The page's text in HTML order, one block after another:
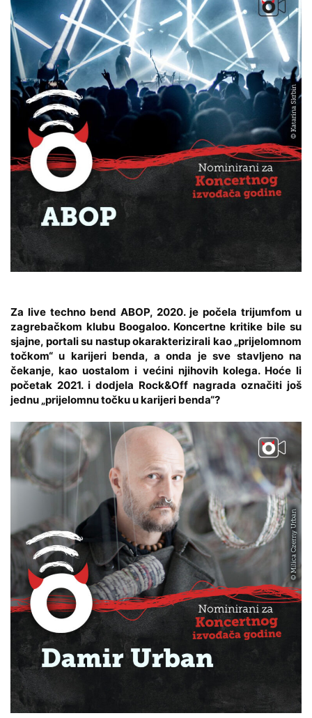
Za live techno bend ABOP, 2020. je počela trijumfom u
zagrebačkom klubu Boogaloo. Koncertne kritike bile su
sjajne, portali su nastup okarakterizirali kao „prijelomnom
točkom“ u karijeri benda, a onda je sve stavljeno na
čekanje, kao uostalom i većini njihovih kolega. Hoće li
početak 2021. i dodjela Rock&Off nagrada označiti još
jednu „prijelomnu točku u karijeri benda“?